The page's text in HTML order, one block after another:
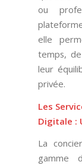
ou
elle
temps,
leur
privée.
Les
Digitale :
La
gamme